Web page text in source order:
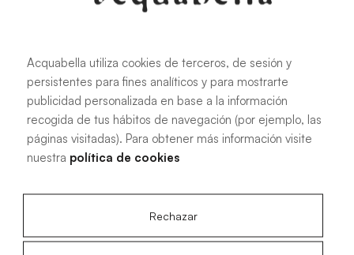
PDF
Manual de instalación de platos de
ducha Akron®
4.15 MB|PDF
Acquabella utiliza cookies de terceros, de sesión y
persistentes para fines analíticos y para mostrarte
publicidad personalizada en base a la información
recogida de tus hábitos de navegación (por ejemplo, las
páginas visitadas). Para obtener más información visite
nuestra política de cookies
Rechazar